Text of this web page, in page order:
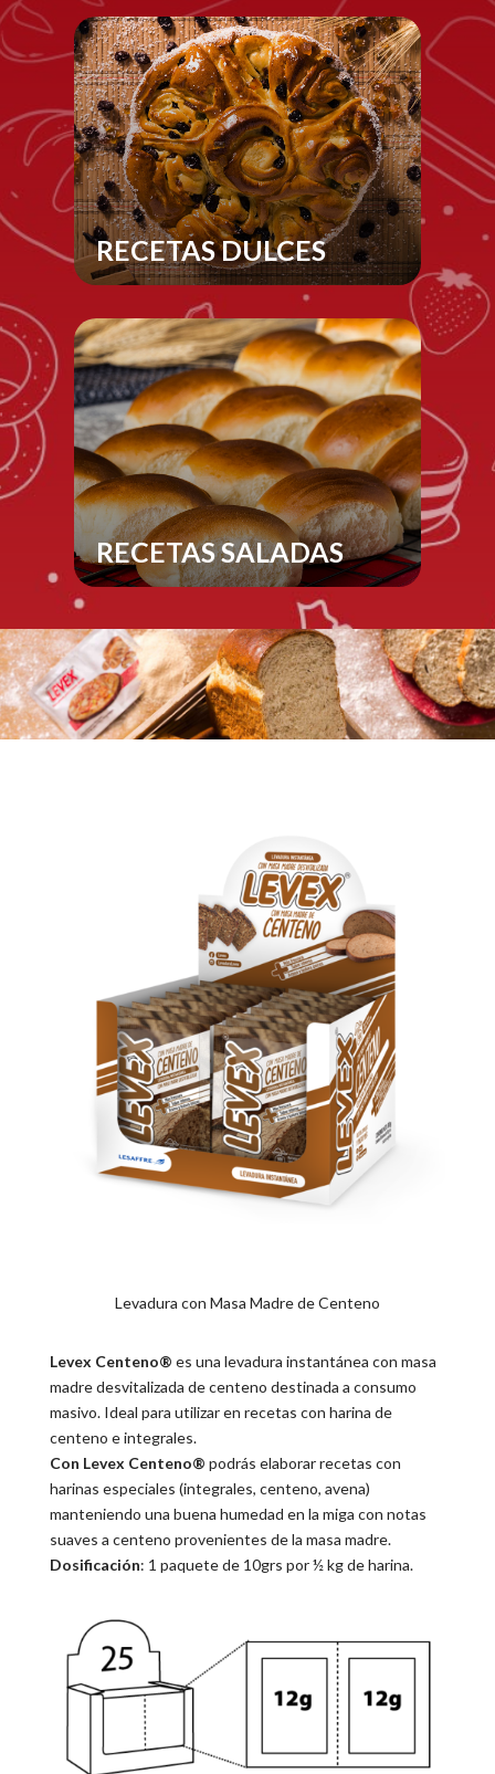
RECETAS DULCES
RECETAS SALADAS
Levadura con Masa Madre de Centeno
Levex Centeno® es una levadura instantánea con masa
madre desvitalizada de centeno destinada a consumo
masivo. Ideal para utilizar en recetas con harina de
centeno e integrales.
Con Levex Centeno® podrás elaborar recetas con
harinas especiales (integrales, centeno, avena)
manteniendo una buena humedad en la miga con notas
suaves a centeno provenientes de la masa madre.
Dosificación: 1 paquete de 10grs por ½ kg de harina.